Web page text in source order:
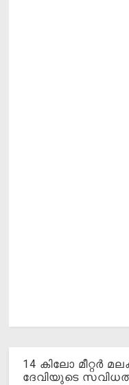
14 കിലോ മീറ്റര്‍
ദേവിയുടെ